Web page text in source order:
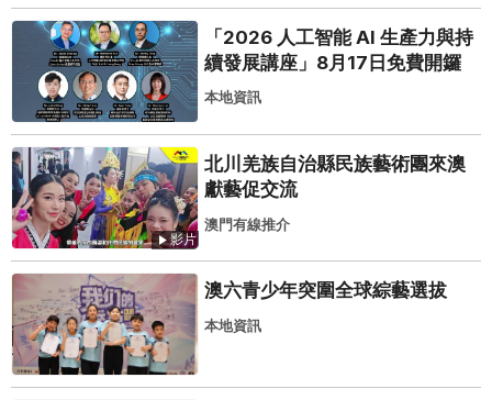
「2026 人工智能 AI 生產力與持
續發展講座」8月17日免費開鑼
本地資訊
影片
北川羌族自治縣民族藝術團來澳
獻藝促交流
澳門有線推介
澳六青少年突圍全球綜藝選拔
本地資訊